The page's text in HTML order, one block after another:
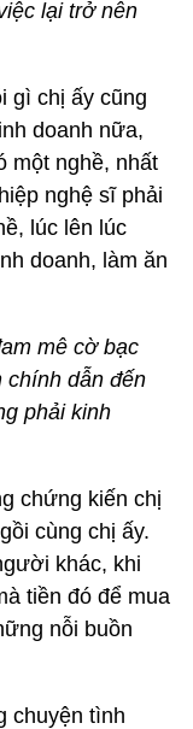
lại trở nên
gì chị ấy cũng
doanh nữa,
một nghề, nhất
nghệ sĩ phải
lúc lên lúc
doanh, làm ăn
mê cờ bạc
chính dẫn đến
phải kinh
chứng kiến chị
cùng chị ấy.
khác, khi
tiền đó để mua
nỗi buồn
chuyện tình